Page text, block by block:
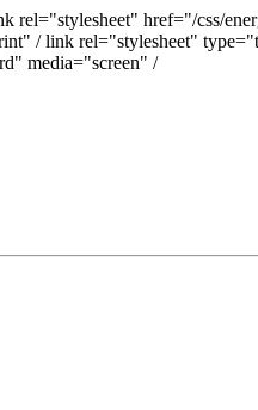
rel="stylesheet" href="/css/
/ link rel="stylesheet"
media="screen" /